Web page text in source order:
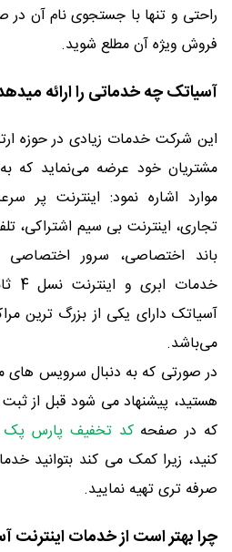
راحتی و تنها با جستجوی نام آن در
فروش ویژه آن مطلع شوید.
آسیاتک چه خدماتی را ارائه
این شرکت خدمات زیادی در حوزه
مشتریان خود عرضه می‌نماید که
موارد اشاره نمود: اینترنت پر
تجاری، اینترنت بی سیم اشتراکی،
باند اختصاصی، سرور اختصاصی
آسیاتک دارای یکی از بزرگ ترین
می‌باشد.
در صورتی که به دنبال سرویس های
هستید، پیشنهاد می شود قبل از
که در صفحهکد تخفیف پارس پک
کنید، زیرا کمک می کند بتوانید
صرفه تری تهیه نمایید.
چرا بهتر است از خدمات اینترنت